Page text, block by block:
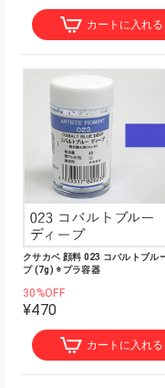
カートに入れる
クサカベ 顔料 023 コバルトブル
プ (7g) ※プラ容器
30%OFF
¥470
カートに入れる